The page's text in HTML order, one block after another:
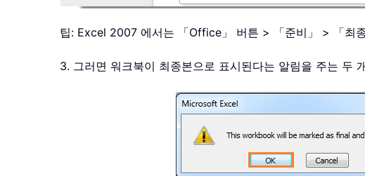
팁: Excel 2007 에서는 「Office」 버튼 > 「준비」 > 「최
3. 그러면 워크북이 최종본으로 표시된다는 알림을 주는 두